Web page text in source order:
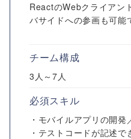
ReactのWebクライアン
バサイドへの参画も可能
チーム構成
3人～7人
必須スキル
・モバイルアプリの開
・テストコードが記述で